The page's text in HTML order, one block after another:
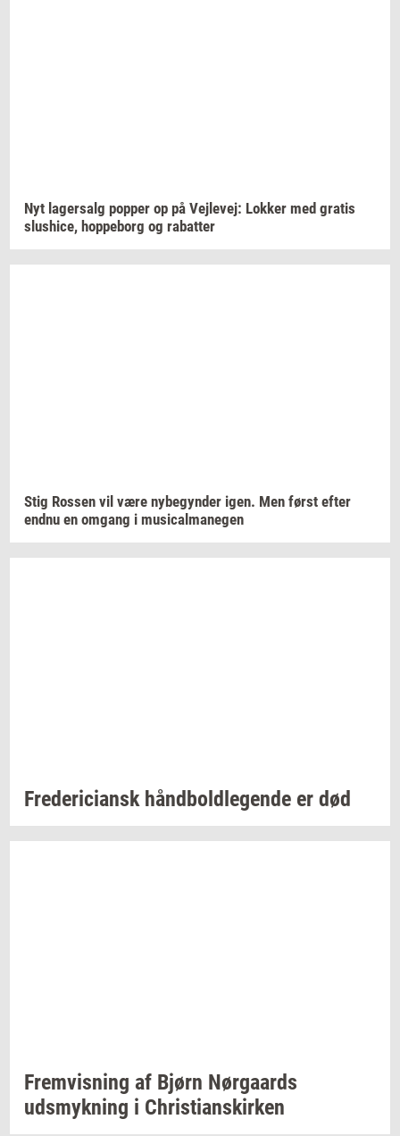
Nyt la­ger­salg pop­per op på Vej­le­vej: Lok­ker med gra­tis
slus­hi­ce, hop­pe­borg og ra­bat­ter
Stig Ros­sen vil være ny­be­gyn­der igen. Men først efter
endnu en om­gang i mu­si­cal­ma­ne­gen
Fre­de­ri­ci­ansk hånd­bold­le­gen­de er død
Frem­vis­ning af Bjørn Nør­gaards
udsmyk­ning i Chri­sti­anskir­ken